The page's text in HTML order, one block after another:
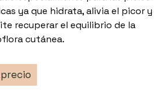
ya que hidrata, alivia el picor y
recuperar el equilibrio de la
cutánea.